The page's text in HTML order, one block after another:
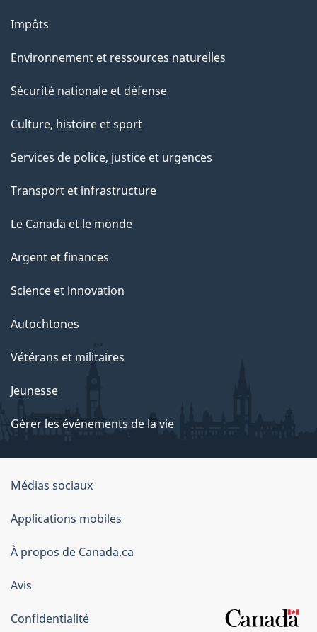
Impôts
Environnement et ressources naturelles
Sécurité nationale et défense
Culture, histoire et sport
Services de police, justice et urgences
Transport et infrastructure
Le Canada et le monde
Argent et finances
Science et innovation
Autochtones
Vétérans et militaires
Jeunesse
Gérer les événements de la vie
Organisation
du
gouvernement
du
Canada
Médias sociaux
Applications mobiles
À propos de Canada.ca
Avis
Confidentialité